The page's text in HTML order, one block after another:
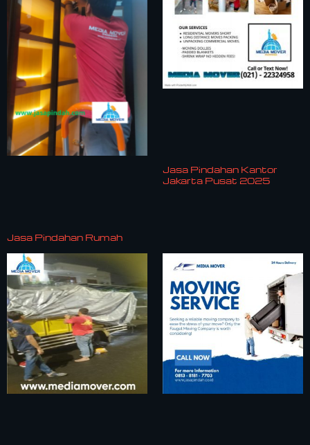
Jasa Pindahan Rumah
Jasa Pindahan Kantor
Jakarta Pusat 2025